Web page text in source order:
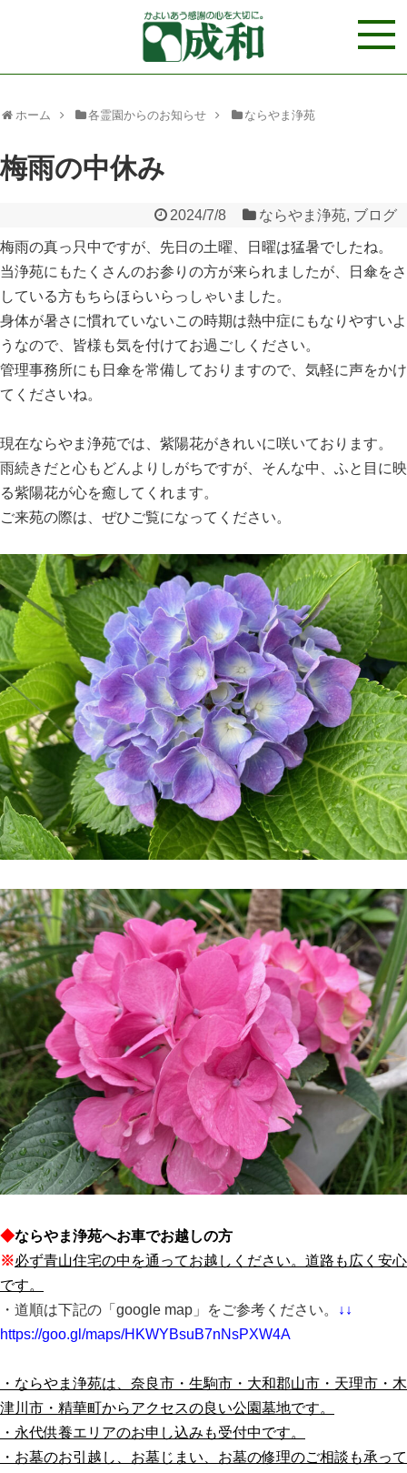
ホーム 各霊園からのお知らせ ならやま浄苑
梅雨の中休み
2024/7/8 ならやま浄苑, ブログ
梅雨の真っ只中ですが、先日の土曜、日曜は猛暑でしたね。
当浄苑にもたくさんのお参りの方が来られましたが、日傘をさ
している方もちらほらいらっしゃいました。
身体が暑さに慣れていないこの時期は熱中症にもなりやすいよ
うなので、皆様も気を付けてお過ごしください。
管理事務所にも日傘を常備しておりますので、気軽に声をかけ
てくださいね。
現在ならやま浄苑では、紫陽花がきれいに咲いております。
雨続きだと心もどんよりしがちですが、そんな中、ふと目に映
る紫陽花が心を癒してくれます。
ご来苑の際は、ぜひご覧になってください。
◆ならやま浄苑へお車でお越しの方
※必ず青山住宅の中を通ってお越しください。道路も広く安心
です。
・道順は下記の「google map」をご参考ください。
↓↓
https://goo.gl/maps/HKWYBsuB7nNsPXW4A
・ならやま浄苑は、奈良市・生駒市・大和郡山市・天理市・木
津川市・精華町からアクセスの良 い公園墓地です。
・永代供養エリアのお申し込みも受付中です。
・お墓のお引越し、お墓じまい、お墓の修理のご相談も承って